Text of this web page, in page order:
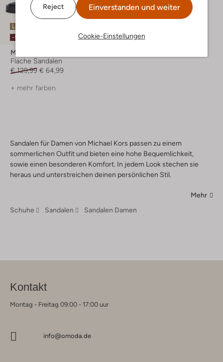
Reject Einverstanden und weiter
Cookie-Einstellungen
Letzter Artikel
-50%
Michael Kors
Flache Sandalen
€ 129,99 € 64,99
+ mehr farben
Sandalen für Damen von Michael Kors passen zu einem
sommerlichen Outfit und bieten eine hohe Bequemlichkeit,
sowie einen besonderen Komfort. In jedem Look stechen sie
heraus und unterstreichen deinen persönlichen Stil.
Mehr
Schuhe
Sandalen Sandalen Damen
Kontakt
Montag - Freitag 09:00 - 17:00 uur
info@omoda.de